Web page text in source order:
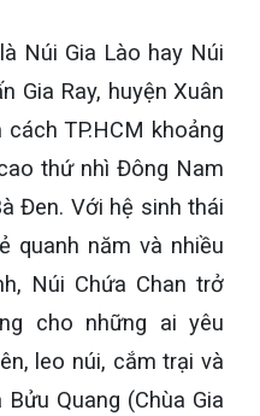
Núi Gia Lào hay Núi
Gia Ray, huyện Xuân
TP.HCM khoảng
thứ nhì Đông Nam
Đen. Với hệ sinh thái
quanh năm và nhiều
Núi Chứa Chan trở
cho những ai yêu
leo núi, cắm trại và
Quang (Chùa Gia